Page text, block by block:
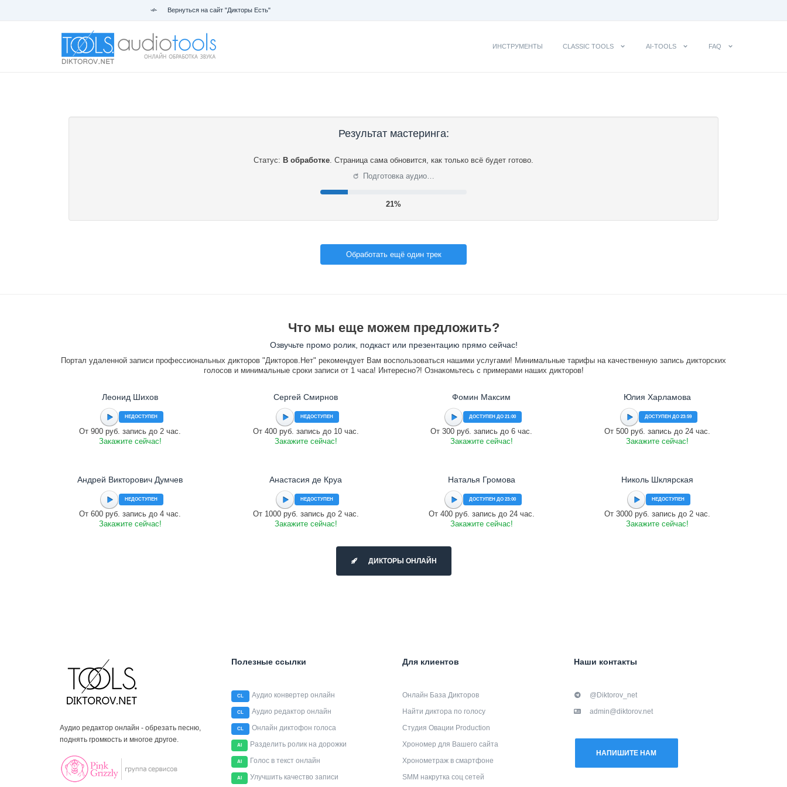
Вернуться на сайт "Дикторы Есть"
ИНСТРУМЕНТЫ CLASSIC TOOLS AI-TOOLS FAQ
Результат мастеринга:
Статус: В обработке. Страница сама обновится, как только всё будет готово.
⟳ Подготовка аудио…
22%
Обработать ещё один трек
Что мы еще можем предложить?
Озвучьте промо ролик, подкаст или презентацию прямо сейчас!
Портал удаленной записи профессиональных дикторов "Дикторов.Нет" рекомендует Вам воспользоваться нашими услугами! Минимальные тарифы на качественную запись дикторских
голосов и минимальные сроки записи от 1 часа! Интересно?! Ознакомьтесь с примерами наших дикторов!
Леонид Шихов
НЕДОСТУПЕН
От 900 руб. запись до 2 час.
Закажите сейчас!
Сергей Смирнов
НЕДОСТУПЕН
От 400 руб. запись до 10 час.
Закажите сейчас!
Фомин Максим
ДОСТУПЕН ДО 21:00
От 300 руб. запись до 6 час.
Закажите сейчас!
Юлия Харламова
ДОСТУПЕН ДО 23:59
От 500 руб. запись до 24 час.
Закажите сейчас!
Андрей Викторович Думчев
НЕДОСТУПЕН
От 600 руб. запись до 4 час.
Закажите сейчас!
Анастасия де Круа
НЕДОСТУПЕН
От 1000 руб. запись до 2 час.
Закажите сейчас!
Наталья Громова
ДОСТУПЕН ДО 23:00
От 400 руб. запись до 24 час.
Закажите сейчас!
Николь Шклярская
НЕДОСТУПЕН
От 3000 руб. запись до 2 час.
Закажите сейчас!
ДИКТОРЫ ОНЛАЙН
Аудио редактор онлайн - обрезать песню,
поднять громкость и многое другое.
Полезные ссылки
CL Аудио конвертер онлайн
CL Аудио редактор онлайн
CL Онлайн диктофон голоса
AI Разделить ролик на дорожки
AI Голос в текст онлайн
AI Улучшить качество записи
Для клиентов
Онлайн База Дикторов
Найти диктора по голосу
Студия Овации Production
Хрономер для Вашего сайта
Хронометраж в смартфоне
SMM накрутка соц сетей
Наши контакты
@Diktorov_net
admin@diktorov.net
НАПИШИТЕ НАМ